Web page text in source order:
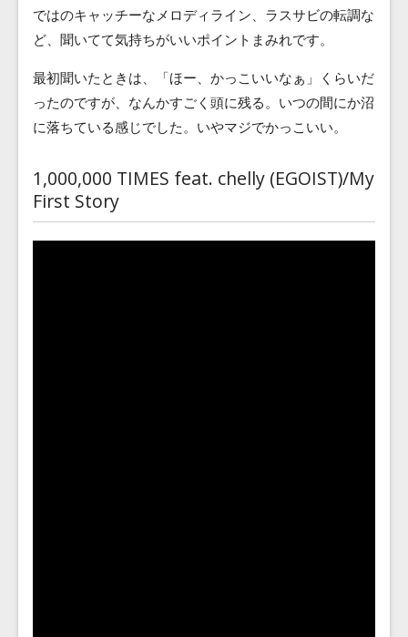
ではのキャッチーなメロディライン、ラスサビの転調な
ど、聞いてて気持ちがいいポイントまみれです。
最初聞いたときは、「ほー、かっこいいなぁ」くらいだ
ったのですが、なんかすごく頭に残る。いつの間にか沼
に落ちている感じでした。いやマジでかっこいい。
1,000,000 TIMES feat. chelly (EGOIST)/My
First Story